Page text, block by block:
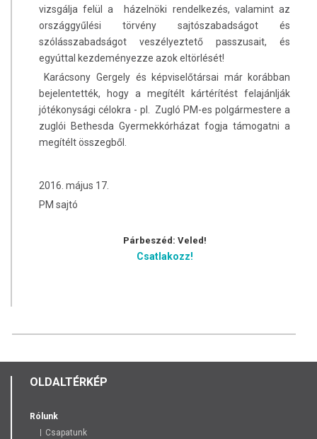
vizsgálja felül a házelnöki rendelkezés, valamint az
országgyűlési törvény sajtószabadságot és
szólásszabadságot veszélyeztető passzusait, és
egyúttal kezdeményezze azok eltörlését!
Karácsony Gergely és képviselőtársai már korábban
bejelentették, hogy a megítélt kártérítést felajánlják
jótékonysági célokra - pl. Zugló PM-es polgármestere a
zuglói Bethesda Gyermekkórházat fogja támogatni a
megítélt összegből.
2016. május 17.
PM sajtó
Párbeszéd: Veled!
Csatlakozz!
OLDALTÉRKÉP
Rólunk
Csapatunk